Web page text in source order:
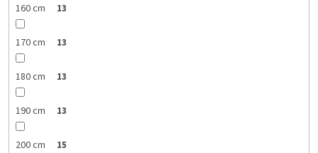
160 cm 13
170 cm 13
180 cm 13
190 cm 13
200 cm 15